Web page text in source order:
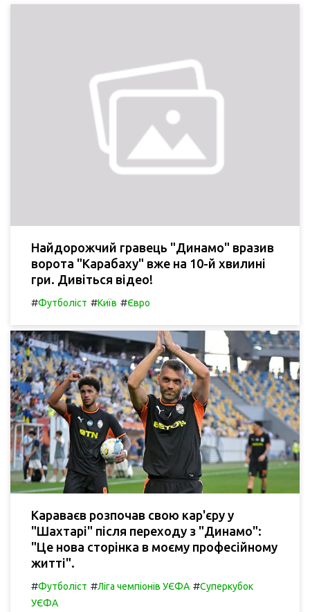
Найдорожчий гравець "Динамо" вразив
ворота "Карабаху" вже на 10-й хвилині
гри. Дивіться відео!
#Футболіст #Київ #Євро
Караваєв розпочав свою кар'єру у
"Шахтарі" після переходу з "Динамо":
"Це нова сторінка в моєму професійному
житті".
#Футболіст #Ліга чемпіонів УЄФА #Суперкубок
УЄФА